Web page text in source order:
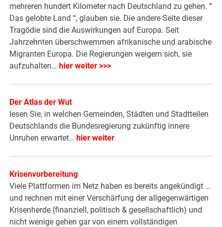
mehreren hundert Kilometer nach Deutschland zu gehen. ”
Das gelobte Land “, glauben sie. Die andere Seite dieser
Tragödie sind die Auswirkungen auf Europa. Seit
Jahrzehnten überschwemmen afrikanische und arabische
Migranten Europa. Die Regierungen weigern sich, sie
aufzuhalten… hier weiter >>>
Der Atlas der Wut
lesen Sie, in welchen Gemeinden, Städten und Stadtteilen
Deutschlands die Bundesregierung zukünftig innere
Unruhen erwartet… hier weiter
Krisenvorbereitung
Viele Plattformen im Netz haben es bereits angekündigt …
und rechnen mit einer Verschärfung der allgegenwärtigen
Krisenherde (finanziell, politisch & gesellschaftlich) und
nicht wenige gehen gar von einem vollständigen